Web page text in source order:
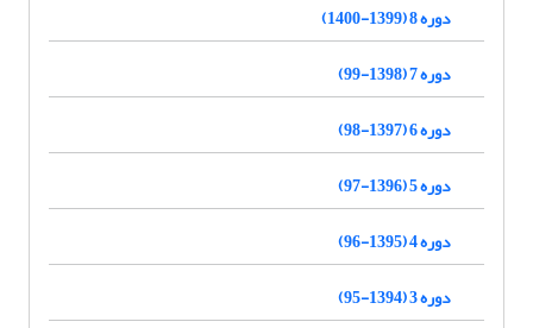
دوره 8 (1399-1400)
دوره 7 (1398-99)
دوره 6 (1397-98)
دوره 5 (1396-97)
دوره 4 (1395-96)
دوره 3 (1394-95)